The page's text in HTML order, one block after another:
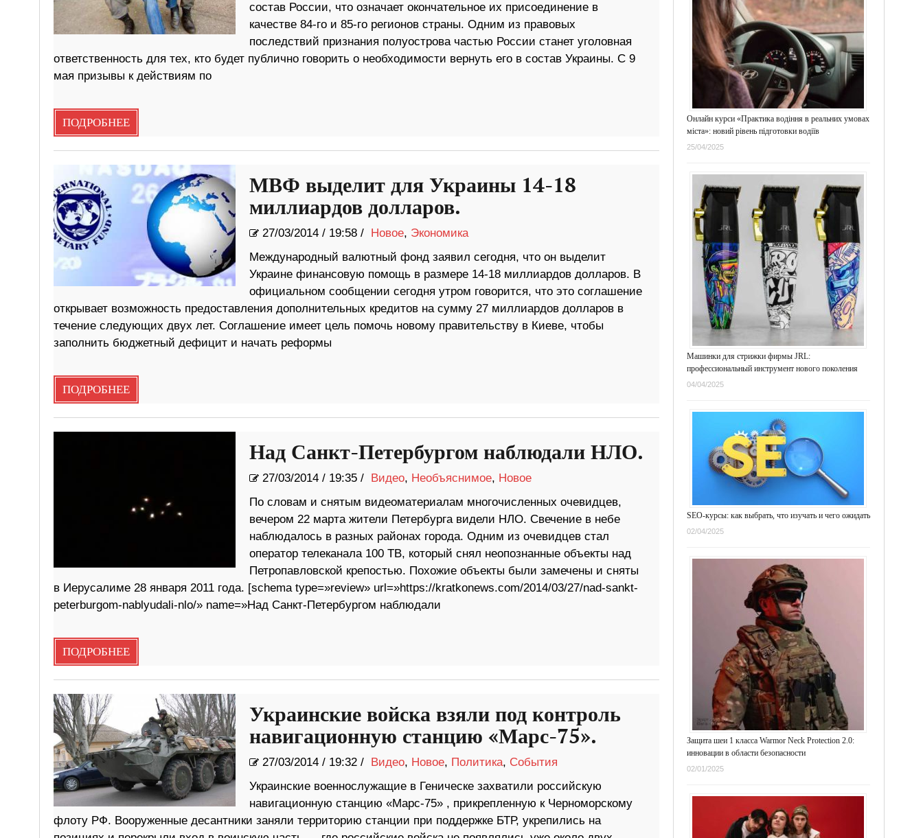
состав России, что означает окончательное их присоединение в
качестве 84‑го и 85‑го регионов страны. Одним из правовых
последствий признания полуострова частью России станет уголовная
ответственность для тех, кто будет публично говорить о необходимости вернуть его в состав Украины. C 9
мая призывы к действиям по
ПОДРОБНЕЕ
МВФ выделит для Украины 14-18
миллиардов долларов.
27/03/2014/ 19:58 / Новое, Экономика
Международный валютный фонд заявил сегодня, что он выделит
Украине финансовую помощь в размере 14-18 миллиардов долларов. В
официальном сообщении сегодня утром говорится, что это соглашение
открывает возможность предоставления дополнительных кредитов на сумму 27 миллиардов долларов в
течение следующих двух лет. Соглашение имеет цель помочь новому правительству в Киеве, чтобы
заполнить бюджетный дефицит и начать реформы
ПОДРОБНЕЕ
Над Санкт-Петербургом наблюдали НЛО.
27/03/2014/ 19:35 / Видео, Необъяснимое, Новое
По словам и снятым видеоматериалам многочисленных очевидцев,
вечером 22 марта жители Петербурга видели НЛО. Свечение в небе
наблюдалось в разных районах города. Одним из очевидцев стал
оператор телеканала 100 ТВ, который снял неопознанные объекты над
Петропавловской крепостью. Похожие объекты были замечены и сняты
в Иерусалиме 28 января 2011 года. [schema type=»review» url=»https://kratkonews.com/2014/03/27/nad-sankt-
peterburgom-nablyudali-nlo/» name=»Над Санкт-Петербургом наблюдали
ПОДРОБНЕЕ
Украинские войска взяли под контроль
навигационную станцию «Марс-75».
27/03/2014/ 19:32 / Видео, Новое, Политика, События
Украинские военнослужащие в Геническе захватили российскую
навигационную станцию «Марс-75» , прикрепленную к Черноморскому
флоту РФ. Вооруженные десантники заняли территорию станции при поддержке БТР, укрепились на
Онлайн курси «Практика водіння в реальних умовах
міста»: новий рівень підготовки водіїв
25/04/2025
Машинки для стрижки фирмы JRL:
профессиональный инструмент нового поколения
04/04/2025
SEO-курсы: как выбрать, что изучать и чего ожидать
02/04/2025
Защита шеи 1 класса Warmor Neck Protection 2.0:
инновации в области безопасности
02/01/2025